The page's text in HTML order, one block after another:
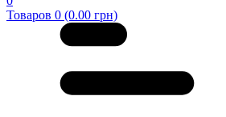
Товаров 0 (0.00 грн)